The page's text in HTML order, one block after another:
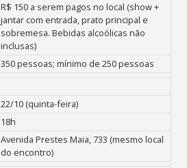
R$ 150 a serem pagos no local (show +
jantar com entrada, prato principal e
sobremesa. Bebidas alcoólicas não
inclusas)
350 pessoas; mínimo de 250 pessoas
22/10 (quinta-feira)
18h
Avenida Prestes Maia, 733 (mesmo local
do encontro)